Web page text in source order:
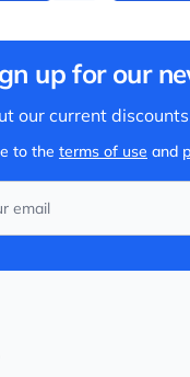
up for our
our current
to the terms of use and